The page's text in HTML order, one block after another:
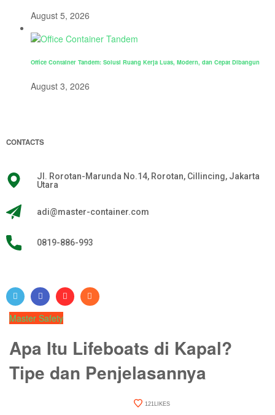
August 5, 2026
Office Container Tandem: Solusi Ruang Kerja Luas, Modern, dan Cepat Dibangun
August 3, 2026
CONTACTS
Jl. Rorotan-Marunda No.14, Rorotan, Cillincing, Jakarta
Utara
adi@master-container.com
0819-886-993
Master Safety
Apa Itu Lifeboats di Kapal?
Tipe dan Penjelasannya
121 LIKES